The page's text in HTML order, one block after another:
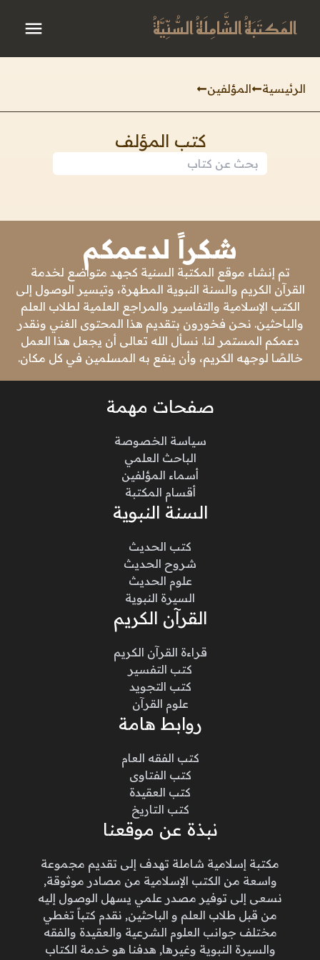
المَكتَبَةُ الشَّامِلَةُ السُّنِّيَّةُ
الرئيسية المؤلفين
كتب المؤلف
شكراً لدعمكم
تم إنشاء موقع المكتبة السنية كجهد متواضع لخدمة
القرآن الكريم والسنة النبوية المطهرة، وتيسير الوصول إلى
الكتب الإسلامية والتفاسير والمراجع العلمية لطلاب العلم
والباحثين. نحن فخورون بتقديم هذا المحتوى الغني ونقدر
دعمكم المستمر لنا. نسأل الله تعالى أن يجعل هذا العمل
خالصًا لوجهه الكريم، وأن ينفع به المسلمين في كل مكان.
صفحات مهمة
سياسة الخصوصة
الباحث العلمي
أسماء المؤلفين
أقسام المكتبة
السنة النبوية
كتب الحديث
شروح الحديث
علوم الحديث
السيرة النبوية
القرآن الكريم
قراءة القرآن الكريم
كتب التفسير
كتب التجويد
علوم القرآن
روابط هامة
كتب الفقه العام
كتب الفتاوى
كتب العقيدة
كتب التاريخ
نبذة عن موقعنا
مكتبة إسلامية شاملة تهدف إلى تقديم مجموعة
واسعة من الكتب الإسلامية من مصادر موثوقة,
نسعى إلى توفير مصدر علمي يسهل الوصول إليه
من قبل طلاب العلم و الباحثين, نقدم كتباً تغطي
مختلف جوانب العلوم الشرعية والعقيدة والفقه
والسيرة النبوية وغيرها, هدفنا هو خدمة الكتاب